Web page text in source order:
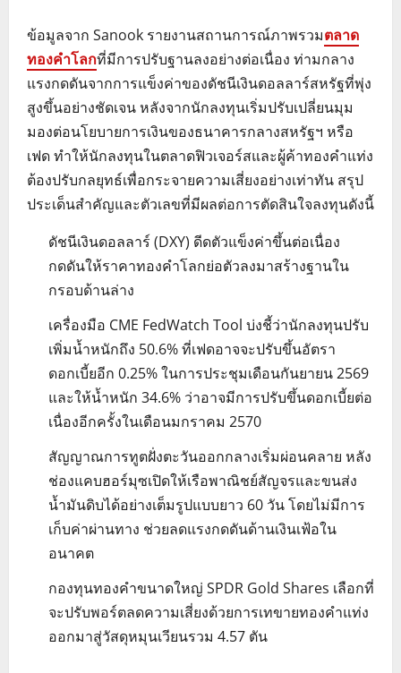
ข้อมูลจาก Sanook รายงานสถานการณ์ภาพรวมตลาด
ทองคำโลกที่มีการปรับฐานลงอย่างต่อเนื่อง ท่ามกลาง
แรงกดดันจากการแข็งค่าของดัชนีเงินดอลลาร์สหรัฐที่พุ่ง
สูงขึ้นอย่างชัดเจน หลังจากนักลงทุนเริ่มปรับเปลี่ยนมุม
มองต่อนโยบายการเงินของธนาคารกลางสหรัฐฯ หรือ
เฟด ทำให้นักลงทุนในตลาดฟิวเจอร์สและผู้ค้าทองคำแท่ง
ต้องปรับกลยุทธ์เพื่อกระจายความเสี่ยงอย่างเท่าทัน สรุป
ประเด็นสำคัญและตัวเลขที่มีผลต่อการตัดสินใจลงทุนดังนี้
ดัชนีเงินดอลลาร์ (DXY) ดีดตัวแข็งค่าขึ้นต่อเนื่อง
กดดันให้ราคาทองคำโลกย่อตัวลงมาสร้างฐานใน
กรอบด้านล่าง
เครื่องมือ CME FedWatch Tool บ่งชี้ว่านักลงทุนปรับ
เพิ่มน้ำหนักถึง 50.6% ที่เฟดอาจจะปรับขึ้นอัตรา
ดอกเบี้ยอีก 0.25% ในการประชุมเดือนกันยายน 2569
และให้น้ำหนัก 34.6% ว่าอาจมีการปรับขึ้นดอกเบี้ยต่อ
เนื่องอีกครั้งในเดือนมกราคม 2570
สัญญาณการทูตฝั่งตะวันออกกลางเริ่มผ่อนคลาย หลัง
ช่องแคบฮอร์มุซเปิดให้เรือพาณิชย์สัญจรและขนส่ง
น้ำมันดิบได้อย่างเต็มรูปแบบยาว 60 วัน โดยไม่มีการ
เก็บค่าผ่านทาง ช่วยลดแรงกดดันด้านเงินเฟ้อใน
อนาคต
กองทุนทองคำขนาดใหญ่ SPDR Gold Shares เลือกที่
จะปรับพอร์ตลดความเสี่ยงด้วยการเทขายทองคำแท่ง
ออกมาสู่วัสดุหมุนเวียนรวม 4.57 ตัน